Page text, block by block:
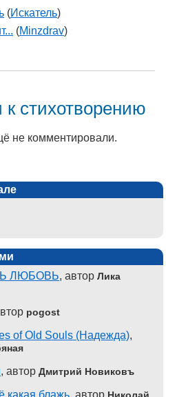
(Искатель)
(Minzdrav)
стихотворению
не комментировали.
ЛЮБОВЬ, автор Лика
pogost
of Old Souls (Надежда),
, автор Дмитрий Новиковъ
какая блажь, автор